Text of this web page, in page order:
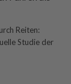
Reiten:
Studie der